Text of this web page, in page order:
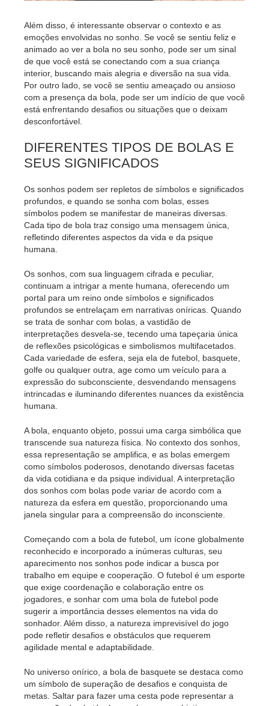
Além disso, é interessante observar o contexto e as
emoções envolvidas no sonho. Se você se sentiu feliz e
animado ao ver a bola no seu sonho, pode ser um sinal
de que você está se conectando com a sua criança
interior, buscando mais alegria e diversão na sua vida.
Por outro lado, se você se sentiu ameaçado ou ansioso
com a presença da bola, pode ser um indício de que você
está enfrentando desafios ou situações que o deixam
desconfortável.
DIFERENTES TIPOS DE BOLAS E
SEUS SIGNIFICADOS
Os sonhos podem ser repletos de símbolos e significados
profundos, e quando se sonha com bolas, esses
símbolos podem se manifestar de maneiras diversas.
Cada tipo de bola traz consigo uma mensagem única,
refletindo diferentes aspectos da vida e da psique
humana.
Os sonhos, com sua linguagem cifrada e peculiar,
continuam a intrigar a mente humana, oferecendo um
portal para um reino onde símbolos e significados
profundos se entrelaçam em narrativas oníricas. Quando
se trata de sonhar com bolas, a vastidão de
interpretações desvela-se, tecendo uma tapeçaria única
de reflexões psicológicas e simbolismos multifacetados.
Cada variedade de esfera, seja ela de futebol, basquete,
golfe ou qualquer outra, age como um veículo para a
expressão do subconsciente, desvendando mensagens
intrincadas e iluminando diferentes nuances da existência
humana.
A bola, enquanto objeto, possui uma carga simbólica que
transcende sua natureza física. No contexto dos sonhos,
essa representação se amplifica, e as bolas emergem
como símbolos poderosos, denotando diversas facetas
da vida cotidiana e da psique individual. A interpretação
dos sonhos com bolas pode variar de acordo com a
natureza da esfera em questão, proporcionando uma
janela singular para a compreensão do inconsciente.
Começando com a bola de futebol, um ícone globalmente
reconhecido e incorporado a inúmeras culturas, seu
aparecimento nos sonhos pode indicar a busca por
trabalho em equipe e cooperação. O futebol é um esporte
que exige coordenação e colaboração entre os
jogadores, e sonhar com uma bola de futebol pode
sugerir a importância desses elementos na vida do
sonhador. Além disso, a natureza imprevisível do jogo
pode refletir desafios e obstáculos que requerem
agilidade mental e adaptabilidade.
No universo onírico, a bola de basquete se destaca como
um símbolo de superação de desafios e conquista de
metas. Saltar para fazer uma cesta pode representar a